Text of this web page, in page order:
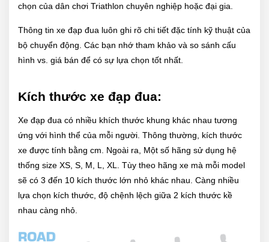
chọn của dân chơi Triathlon chuyên nghiệp hoặc đại gia.
Thông tin xe đạp đua luôn ghi rõ chi tiết đặc tính kỹ thuật của
bộ chuyển động. Các bạn nhớ tham khảo và so sánh cấu
hình vs. giá bán để có sự lựa chọn tốt nhất.
Kích thước xe đạp đua:
Xe đạp đua có nhiều khích thước khung khác nhau tương
ứng với hình thể của mỗi người. Thông thường, kích thước
xe được tính bằng cm. Ngoài ra, Một số hãng sử dụng hệ
thống size XS, S, M, L, XL. Tùy theo hãng xe mà mỗi model
sẽ có 3 đến 10 kích thước lớn nhỏ khác nhau. Càng nhiều
lựa chọn kích thước, độ chệnh lệch giữa 2 kích thước kề
nhau càng nhỏ.